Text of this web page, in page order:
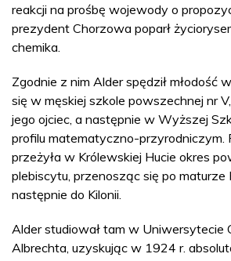
reakcji na prośbę wojewody o
prezydent Chorzowa poparł
chemika.
Zgodnie z nim Alder spędził młodość
się w męskiej szkole powszechnej nr
jego ojciec, a następnie w Wyższej
profilu matematyczno-przyrodniczym.
przeżyła w Królewskiej Hucie okres
plebiscytu, przenosząc się po maturze
następnie do Kilonii.
Alder studiował tam w Uniwersytecie
Albrechta, uzyskując w 1924 r.